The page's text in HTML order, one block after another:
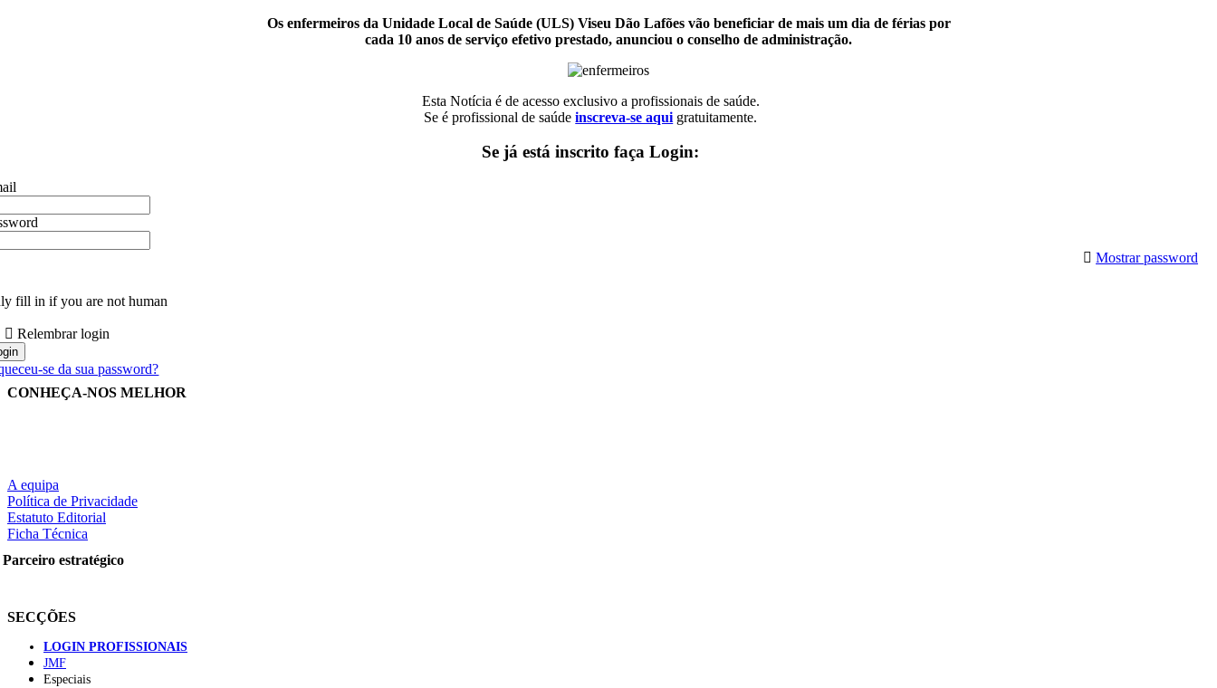
Os enfermeiros da Unidade Local de Saúde (ULS) Viseu Dão Lafões vão beneficiar de mais um dia de férias por
cada 10 anos de serviço efetivo prestado, anunciou o conselho de administração.
Esta Notícia é de acesso exclusivo a profissionais de saúde.
Se é profissional de saúdeinscreva-se aqui gratuitamente.
Se já está inscrito faça Login:
Mostrar password
fill in if you are not human
Relembrar login
se da sua password?
CONHEÇA-NOS MELHOR
A equipa
Política de Privacidade
Estatuto Editorial
Ficha Técnica
Parceiro estratégico
SECÇÕES
LOGIN PROFISSIONAIS
JMF
Especiais